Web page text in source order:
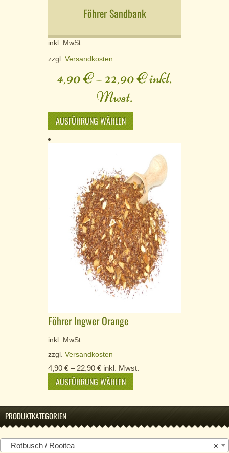
Föhrer Sandbank
inkl. MwSt.
zzgl. Versandkosten
4,90€–22,90€inkl.
Mwst.
AUSFÜHRUNG WÄHLEN
Föhrer Ingwer Orange
inkl. MwSt.
zzgl. Versandkosten
4,90 € – 22,90 € inkl. Mwst.
AUSFÜHRUNG WÄHLEN
PRODUKTKATEGORIEN
×
Rotbusch / Rooitea